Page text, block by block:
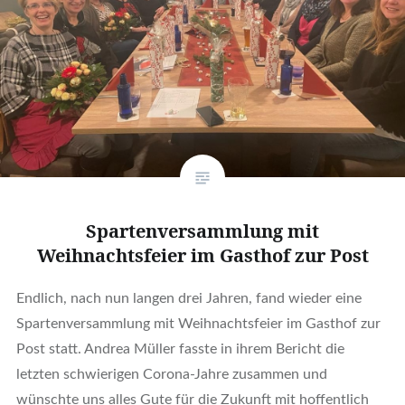
Spartenversammlung mit
Weihnachtsfeier im Gasthof zur Post
Endlich, nach nun langen drei Jahren, fand wieder eine
Spartenversammlung mit Weihnachtsfeier im Gasthof zur
Post statt. Andrea Müller fasste in ihrem Bericht die
letzten schwierigen Corona-Jahre zusammen und
wünschte uns alles Gute für die Zukunft mit hoffentlich